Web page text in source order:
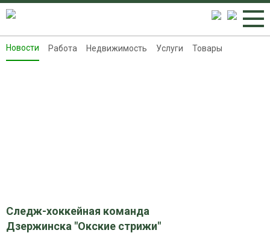
Новости
Новости Работа Недвижимость Услуги Товары
Следж-хоккейная команда
Дзержинска "Окские стрижи"